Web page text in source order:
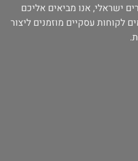
ישראלי, אנו מביאים אליכם
לקוחות עסקיים מוזמנים ליצור